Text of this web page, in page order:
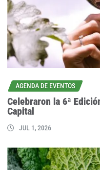
AGENDA DE EVENTOS
Celebraron la 6ª
Capital
JUL 1, 2026